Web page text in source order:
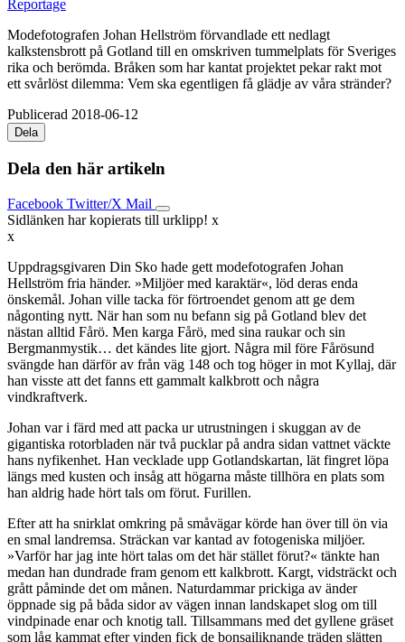
Reportage
Modefotografen Johan Hellström f­örvandlade ett nedlagt
kalkstensbrott på Gotland till en omskriven tummelplats för Sveriges
rika och berömda. B­råken som har kantat projektet p­ekar rakt mot
ett svårlöst dilemma: Vem ska egentligen få glädje av våra stränder?
Publicerad 2018-06-12
Dela
Dela den här artikeln
Facebook Twitter/X Mail
Sidlänken har kopierats till urklipp! x
x
Uppdragsgivaren Din Sko hade gett modefotografen Johan
Hellström fria händer. »Miljöer med karaktär«, löd deras enda
önskemål. Johan ville tacka för förtroendet genom att ge dem
någonting nytt. När han som nu befann sig på Gotland blev det
nästan alltid Fårö. Men karga Fårö, med sina raukar och sin
Bergmanmystik… det kändes lite gjort. Några mil före Fårösund
svängde han därför av från väg 148 och tog höger in mot Kyllaj, där
han visste att det fanns ett gammalt kalkbrott och några
vindkraftverk.
Johan var i färd med att packa ur utrustningen i skuggan av de
gigantiska rotorbladen när två pucklar på andra sidan vattnet väckte
hans nyfikenhet. Han vecklade upp Gotlandskartan, lät fingret löpa
längs med kusten och insåg att högarna måste tillhöra en plats som
han aldrig hade hört tals om förut. Furillen.
Efter att ha snirklat omkring på småvägar körde han över till ön via
en smal landremsa. Sträckan var kantad av fotogeniska miljöer.
»Varför har jag inte hört talas om det här stället förut?« tänkte han
medan han dundrade fram genom ett kalkbrott. Kargt, vidsträckt och
grått påminde det om månen. Naturdammar prickiga av änder
öppnade sig på båda sidor av vägen innan landskapet slog om till
vindpinade enar och knotig tall. Tillsammans med det gyllene gräset
som låg kammat efter vinden fick de bonsailiknande träden slätten